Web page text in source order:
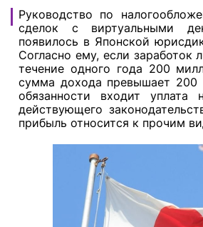
Руководство по
сделок с виртуальными
появилось в Японской
Согласно ему, если заработок
течение одного года 200
сумма дохода превышает 200
обязанности входит уплата
действующего
прибыль относится к прочим